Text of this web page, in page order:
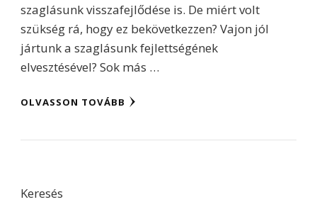
szaglásunk visszafejlődése is. De miért volt
szükség rá, hogy ez bekövetkezzen? Vajon jól
jártunk a szaglásunk fejlettségének
elvesztésével? Sok más …
OLVASSON TOVÁBB
Keresés